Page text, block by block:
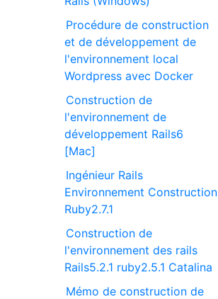
Procédure de construction
et de développement de
l'environnement local
Wordpress avec Docker
Construction de
l'environnement de
développement Rails6
[Mac]
Ingénieur Rails
Environnement Construction
Ruby2.7.1
Construction de
l'environnement des rails
Rails5.2.1 ruby2.5.1 Catalina
Mémo de construction de